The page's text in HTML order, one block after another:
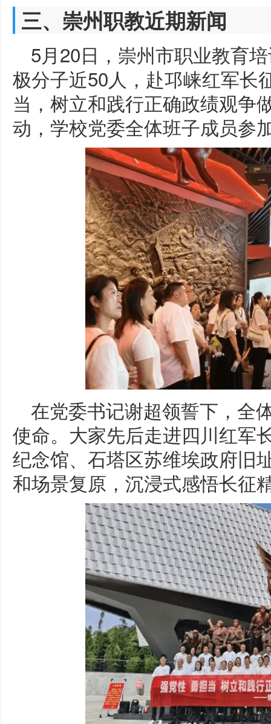
三、崇州职教近期新闻
5月20日，崇州市职业教育
极分子近50人，赴邛崃红军长
当，树立和践行正确政绩观争
动，学校党委全体班子成员参
在党委书记谢超领誓下，全
使命。大家先后走进四川红军
纪念馆、石塔区苏维埃政府旧
和场景复原，沉浸式感悟长征